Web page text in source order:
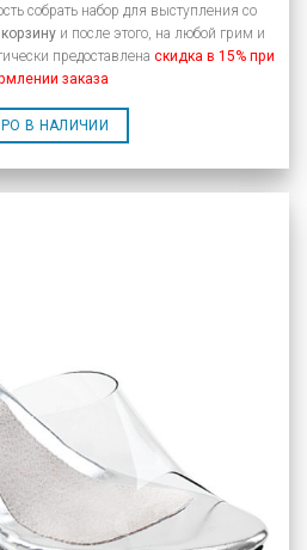
собрать набор для выступления со
и после этого, на любой грим и
предоставлена скидка в 15% при
заказа
В НАЛИЧИИ